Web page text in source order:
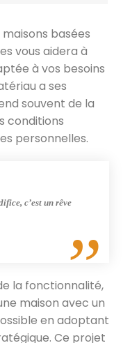
basées
vous aidera à
à vos besoins
a ses
souvent de la
conditions
personnelles.
c’est un rêve
la fonctionnalité,
maison avec un
en adoptant
Ce projet